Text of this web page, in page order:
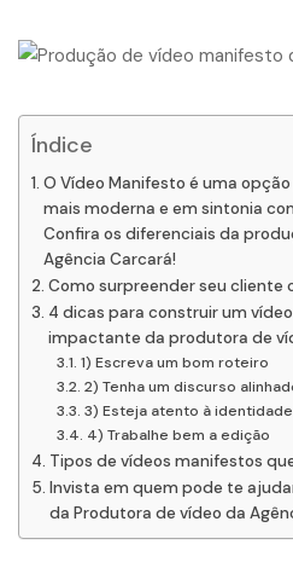
Índice
O Vídeo Manifesto é uma
mais moderna e em sintonia
Confira os diferenciais da
Agência Carcará!
Como surpreender seu cliente
4 dicas para construir um
impactante da produtora de
1) Escreva um bom roteiro
2) Tenha um discurso
3) Esteja atento à
4) Trabalhe bem a edição
Tipos de vídeos manifestos
Invista em quem pode te
da Produtora de vídeo da